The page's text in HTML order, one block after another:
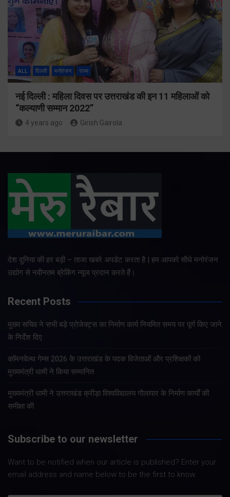
ALL दिल्ली मनोरंजन राज्य
नई दिल्ली : महिला दिवस पर उत्तराखंड की इन 11 महिलाओं को
“कल्याणी सम्मान 2022”
4 years ago Girish Gairola
देश दुनिया की हर बड़ी – ताजा खबरे अपडेट करता है | हम आपको सीधे मनोरंजन
उद्योग से नवीनतम ब्रेकिंग न्यूज प्रदान करते हैं।
Recent Posts
मुख्य सचिव ने सभी बड़े प्रोजेक्ट्स का निर्माण कार्य नियमित समय पर पूर्ण किए जाने
के निर्देश दिए
कॉमनवेल्थ गेम्स 2026 के उत्तराखंड के पदक विजेताओं और प्रशिक्षकों को
मुख्यमंत्री धामी ने किया सम्मानित
मुख्यमंत्री धामी ने उत्तराखंड क्रीड़ा विश्वविद्यालय गौलापार के निर्माण कार्यों की
समीक्षा की
Subscribe to our newsletter
Want to be notified when our article is published? Enter your
email address and name below to be the first to know.